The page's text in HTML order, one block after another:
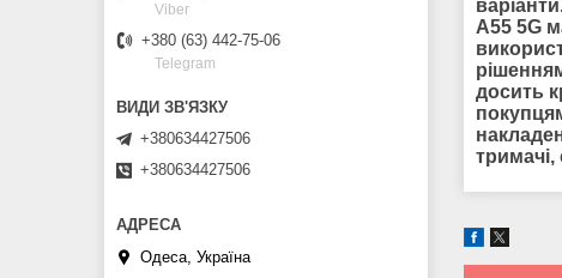
A55 5G
досить
Viber
+380 (63) 442-75-06
Telegram
+380634427506
+380634427506
Одеса, Україна